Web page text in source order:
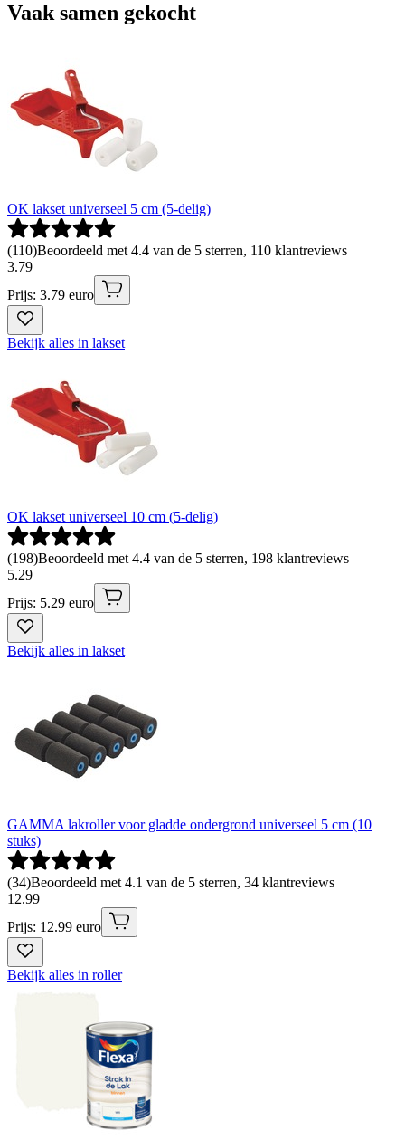
Vaak samen gekocht
OK lakset universeel 5 cm (5-delig)
(110)Beoordeeld met 4.4 van de 5 sterren, 110 klantreviews
3.79
Prijs: 3.79 euro
Bekijk alles in lakset
OK lakset universeel 10 cm (5-delig)
(198)Beoordeeld met 4.4 van de 5 sterren, 198 klantreviews
5.29
Prijs: 5.29 euro
Bekijk alles in lakset
GAMMA lakroller voor gladde ondergrond universeel 5 cm (10
stuks)
(34)Beoordeeld met 4.1 van de 5 sterren, 34 klantreviews
12.99
Prijs: 12.99 euro
Bekijk alles in roller